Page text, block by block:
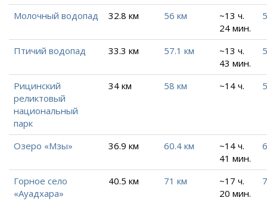
Молочный водопад 32.8 км 56 км
~13 ч.
24 мин.
Птичий водопад 33.3 км 57.1 км
~13 ч.
43 мин.
Рицинский
реликтовый
национальный
парк
34 км 58 км ~14 ч.
Озеро «Мзы» 36.9 км 60.4 км
~14 ч.
41 мин.
Горное село
«Ауадхара»
40.5 км 71 км
~17 ч.
20 мин.